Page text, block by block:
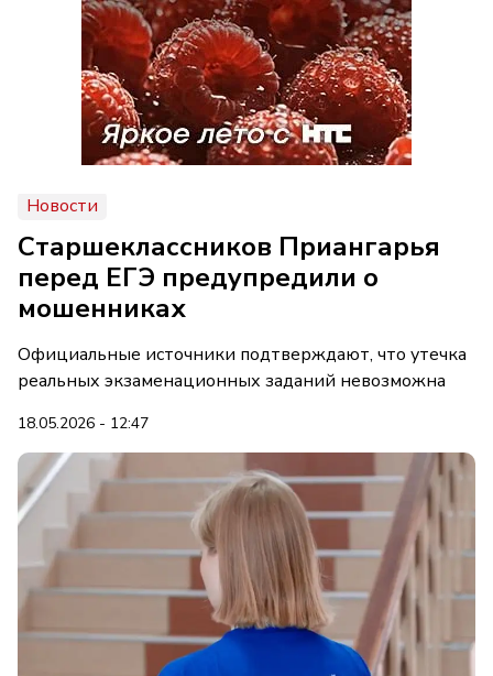
Новости
Старшеклассников Приангарья
перед ЕГЭ предупредили о
мошенниках
Официальные источники подтверждают, что утечка
реальных экзаменационных заданий невозможна
18.05.2026 - 12:47